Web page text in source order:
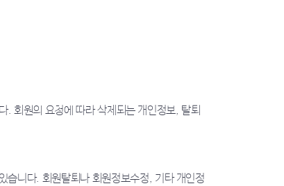
. 회원의 요청에 따라 삭제되는 개인정보, 탈퇴
습니다. 회원탈퇴나 회원정보수정, 기타 개인정